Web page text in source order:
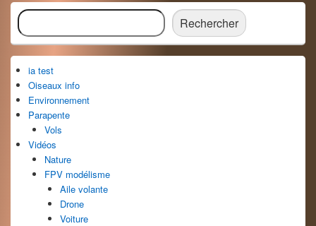
Zone
principale
de
widget
pour
la
barre
latérale
Rechercher Rechercher
ia test
Oiseaux info
Environnement
Parapente
Vols
Vidéos
Nature
FPV modélisme
Aile volante
Drone
Voiture